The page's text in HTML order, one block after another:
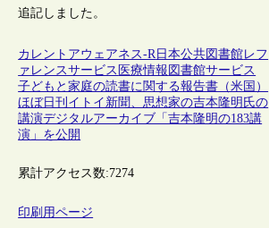
追記しました。
カレントアウェアネス-R日本公共図書館レフ
ァレンスサービス 医療情報 図書館サービス
子どもと家庭の読書に関する報告書（米国）
ほぼ日刊イトイ新聞、思想家の吉本隆明氏の
講演デジタルアーカイブ「吉本隆明の183講
演」を公開
累計アクセス数:7274
印刷用ページ